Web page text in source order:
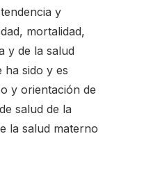
y
mortalidad,
y de la salud
ha sido y es
y orientación de
salud de la
la salud materno